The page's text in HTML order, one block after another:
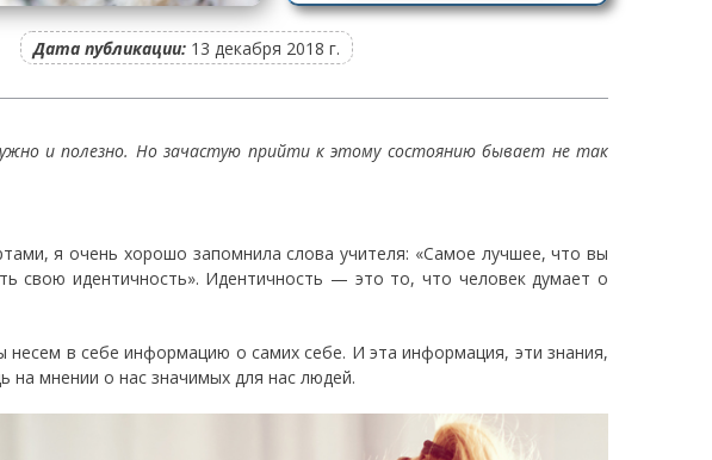
Дата публикации: 13 декабря 2018 г.
и полезно. Но зачастую прийти к этому состоянию бывает не так
я очень хорошо запомнила слова учителя: «Самое лучшее, что вы
свою идентичность». Идентичность — это то, что человек думает о
в себе информацию о самих себе. И эта информация, эти знания,
на мнении о нас значимых для нас людей.